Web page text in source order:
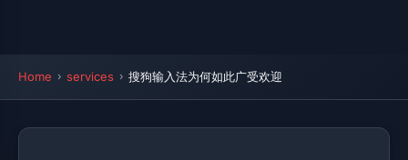
Home services 搜狗输入法为何如此广受欢迎